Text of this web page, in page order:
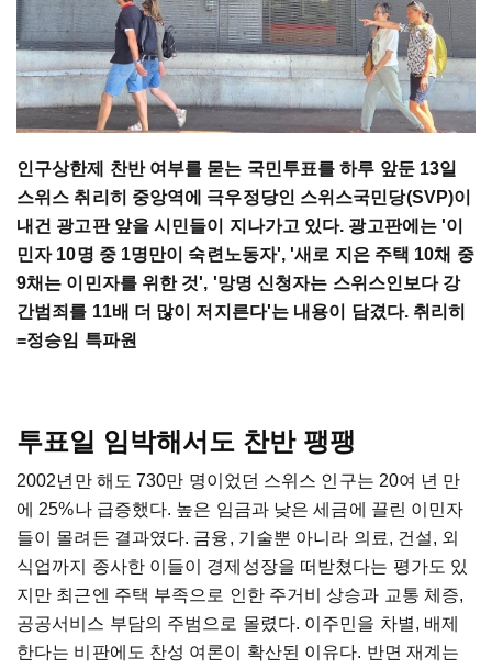
인구상한제 찬반 여부를 묻는 국민투표를 하루 앞둔 13일
스위스 취리히 중앙역에 극우정당인 스위스국민당(SVP)이
내건 광고판 앞을 시민들이 지나가고 있다. 광고판에는 '이
민자 10명 중 1명만이 숙련노동자', '새로 지은 주택 10채 중
9채는 이민자를 위한 것', '망명 신청자는 스위스인보다 강
간범죄를 11배 더 많이 저지른다'는 내용이 담겼다. 취리히
=정승임 특파원
투표일 임박해서도 찬반 팽팽
2002년만 해도 730만 명이었던 스위스 인구는 20여 년 만
에 25%나 급증했다. 높은 임금과 낮은 세금에 끌린 이민자
들이 몰려든 결과였다. 금융, 기술뿐 아니라 의료, 건설, 외
식업까지 종사한 이들이 경제성장을 떠받쳤다는 평가도 있
지만 최근엔 주택 부족으로 인한 주거비 상승과 교통 체증,
공공서비스 부담의 주범으로 몰렸다. 이주민을 차별, 배제
한다는 비판에도 찬성 여론이 확산된 이유다. 반면 재계는